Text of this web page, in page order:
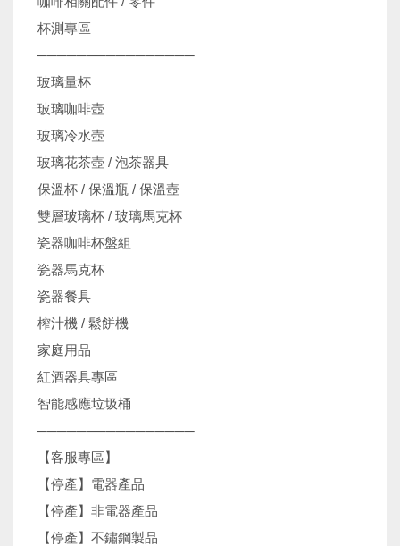
杯測專區
────────────────
玻璃量杯
玻璃咖啡壺
玻璃冷水壺
玻璃花茶壺 / 泡茶器具
保溫杯 / 保溫瓶 / 保溫壺
雙層玻璃杯 / 玻璃馬克杯
瓷器咖啡杯盤組
瓷器馬克杯
瓷器餐具
榨汁機 / 鬆餅機
家庭用品
紅酒器具專區
智能感應垃圾桶
────────────────
【客服專區】
【停產】電器產品
【停產】非電器產品
【停產】不鏽鋼製品